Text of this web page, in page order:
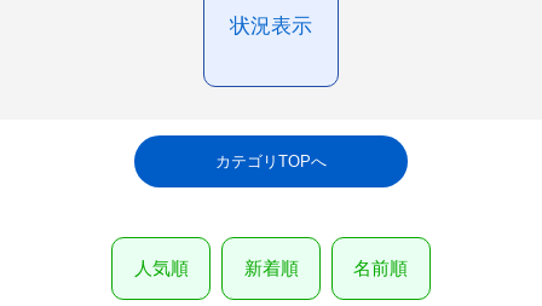
状況表示
カテゴリTOPへ
人気順 新着順 名前順